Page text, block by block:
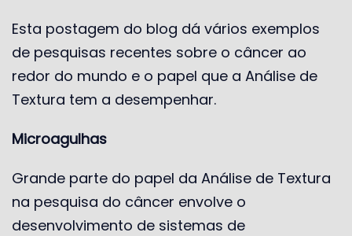
Esta postagem do blog dá vários exemplos
de pesquisas recentes sobre o câncer ao
redor do mundo e o papel que a Análise de
Textura tem a desempenhar.
Microagulhas
Grande parte do papel da Análise de Textura
na pesquisa do câncer envolve o
desenvolvimento de sistemas de